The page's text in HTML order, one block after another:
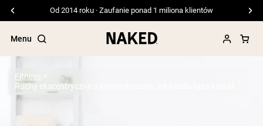
Darmowa wysyłka przy zamówieniach powyżej 99 USD
Menu
Fitness